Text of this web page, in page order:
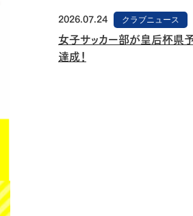
2026.07.24 クラブニュース
女子サッカー部が皇后杯県
達成！